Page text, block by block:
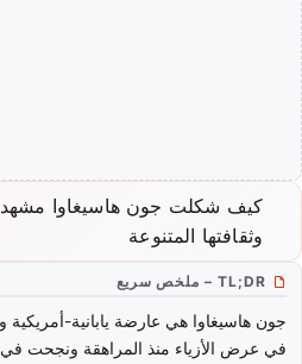
كيف شكلت جون هاسيغاوا مشهد
وثقافتها المتنوعة
TL;DR – ملخص سريع
في عرض الأزياء منذ المراهقة ونجحت في